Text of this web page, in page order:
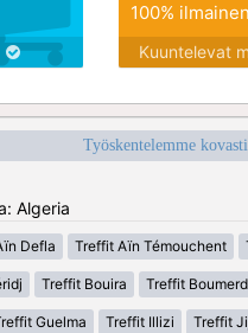
100% ilmainen
Kuuntelevat
Työskentelemme
Algeria
Defla Treffit Aïn Témouchent
Treffit Bouira Treffit
Guelma Treffit Illizi Treffit